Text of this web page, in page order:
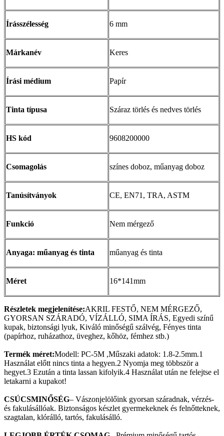
Írásszélesség 6 mm
Márkanév Keres
Írási médium Papír
Tinta típusa Száraz törlés és nedves törlés
HS kód 9608200000
Csomagolás színes doboz, műanyag doboz
Tanúsítványok CE, EN71, TRA, ASTM
Funkció Nem mérgező
Anyaga: műanyag és tinta műanyag és tinta
Méret 16*141mm
Részletek megjelenítése:AKRIL FESTŐ, NEM MÉRGEZŐ,
GYORSAN SZÁRADÓ, VÍZÁLLÓ, SIMA ÍRÁS, Egyedi színű
kupak, biztonsági lyuk, Kiváló minőségű szálvég, Fényes tinta
(papírhoz, ruházathoz, üveghez, kőhöz, fémhez stb.)
Termék méret:Modell: PC-5M ,Műszaki adatok: 1.8-2.5mm.1
Használat előtt nincs tinta a hegyen.2 Nyomja meg többször a
hegyet.3 Ezután a tinta lassan kifolyik.4 Használat után ne felejtse el
letakarni a kupakot!
CSÚCSMINŐSÉG– Vászonjelölőink gyorsan száradnak, vérzés-
és fakulásállóak. Biztonságos készlet gyermekeknek és felnőtteknek,
szagtalan, klórálló, tartós, fakulásálló.